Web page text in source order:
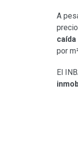
A
por
El